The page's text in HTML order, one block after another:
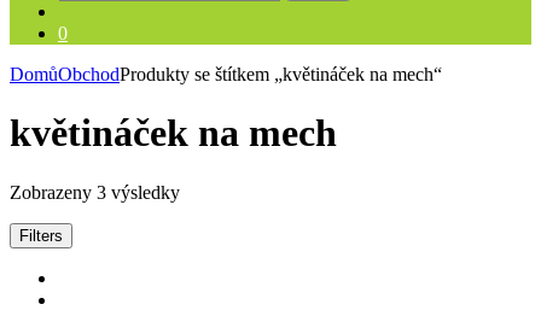
0
DomůObchodProdukty se štítkem „květináček na mech“
květináček na mech
Zobrazeny 3 výsledky
Filters